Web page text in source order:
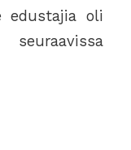
edustajia oli